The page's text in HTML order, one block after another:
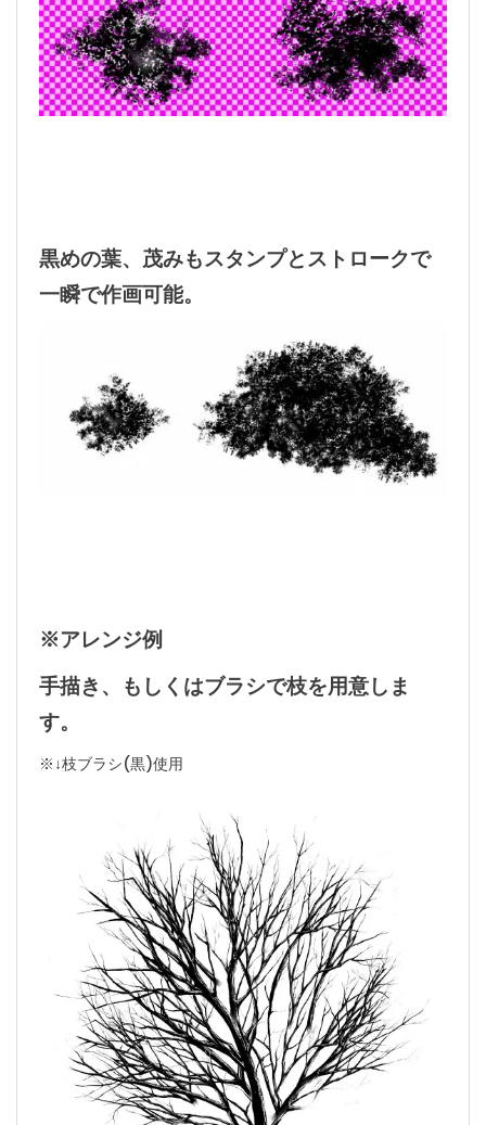
黒めの葉、茂みもスタンプとストロークで
一瞬で作画可能。
※アレンジ例
手描き、もしくはブラシで枝を用意しま
す。
※↓枝ブラシ(黒)使用